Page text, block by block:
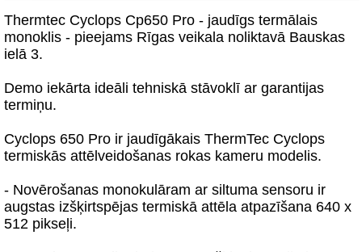
Thermtec Cyclops Cp650 Pro - jaudīgs termālais
monoklis - pieejams Rīgas veikala noliktavā Bauskas
ielā 3.
Demo iekārta ideāli tehniskā stāvoklī ar garantijas
termiņu.
Cyclops 650 Pro ir jaudīgākais ThermTec Cyclops
termiskās attēlveidošanas rokas kameru modelis.
- Novērošanas monokulāram ar siltuma sensoru ir
augstas izšķirtspējas termiskā attēla atpazīšana 640 x
512 pikseļi.